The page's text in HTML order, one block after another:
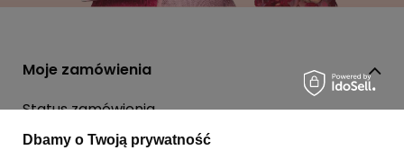
Moje zamówienia
Status zamówienia
Śledzenie przesyłki
Dbamy o Twoją prywatność